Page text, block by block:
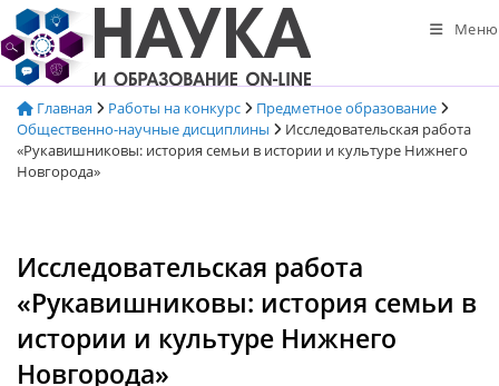
Перейти
к
содержимому
Меню
Главная Работы на конкурс
Предметное образование
Общественно-научные дисциплины
Исследовательская работа
«Рукавишниковы: история семьи в истории и культуре Нижнего
Новгорода»
Исследовательская работа
«Рукавишниковы: история семьи в
истории и культуре Нижнего
Новгорода»